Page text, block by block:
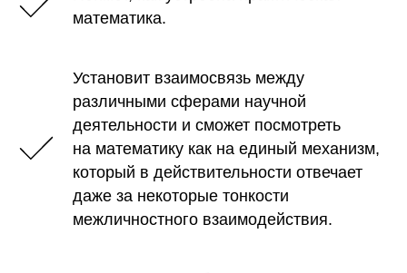
математика.
Установит взаимосвязь между
различными сферами научной
деятельности и сможет посмотреть
на математику как на единый механизм,
который в действительности отвечает
даже за некоторые тонкости
межличностного взаимодействия.